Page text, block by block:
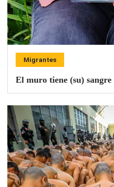
Migrantes
El muro tiene (su) sangre